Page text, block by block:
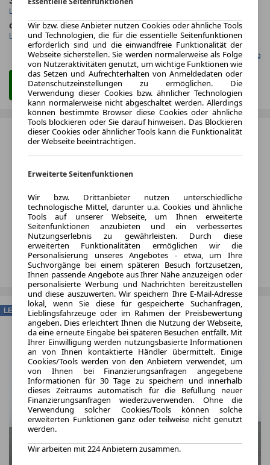
Laufzeit
ca. 120 kW (163 PS)
Leistung
Diesel
Kraftstoff
Gefunden auf Null Leasing
Zum Leasing Angebot
LEASING
Wir bzw. diese Anbieter nutzen Cookies oder ähnliche Tools
und Technologien, die für die essentielle Seitenfunktionen
erforderlich sind und die einwandfreie Funktionalität der
Webseite sicherstellen. Sie werden normalerweise als Folge
von Nutzeraktivitäten genutzt, um wichtige Funktionen wie
das Setzen und Aufrechterhalten von Anmeldedaten oder
Datenschutzeinstellungen zu ermöglichen. Die
Verwendung dieser Cookies bzw. ähnlicher Technologien
kann normalerweise nicht abgeschaltet werden. Allerdings
können bestimmte Browser diese Cookies oder ähnliche
Tools blockieren oder Sie darauf hinweisen. Das Blockieren
dieser Cookies oder ähnlicher Tools kann die Funktionalität
der Webseite beeinträchtigen.
Erweiterte Seitenfunktionen
Wir bzw. Drittanbieter nutzen unterschiedliche
technologische Mittel, darunter u.a. Cookies und ähnliche
Tools auf unserer Webseite, um Ihnen erweiterte
Seitenfunktionen anzubieten und ein verbessertes
Nutzungserlebnis zu gewährleisten. Durch diese
erweiterten Funktionalitäten ermöglichen wir die
Personalisierung unseres Angebotes - etwa, um Ihre
Suchvorgänge bei einem späteren Besuch fortzusetzen,
Ihnen passende Angebote aus Ihrer Nähe anzuzeigen oder
personalisierte Werbung und Nachrichten bereitzustellen
und diese auszuwerten. Wir speichern Ihre E-Mail-Adresse
lokal, wenn Sie diese für gespeicherte Suchanfragen,
Lieblingsfahrzeuge oder im Rahmen der Preisbewertung
angeben. Dies erleichtert Ihnen die Nutzung der Webseite,
da eine erneute Eingabe bei späteren Besuchen entfällt. Mit
Ihrer Einwilligung werden nutzungsbasierte Informationen
an von Ihnen kontaktierte Händler übermittelt. Einige
Cookies/Tools werden von den Anbietern verwendet, um
von Ihnen bei Finanzierungsanfragen angegebene
Informationen für 30 Tage zu speichern und innerhalb
dieses Zeitraums automatisch für die Befüllung neuer
Finanzierungsanfragen wiederzuverwenden. Ohne die
Verwendung solcher Cookies/Tools können solche
erweiterten Funktionen ganz oder teilweise nicht genutzt
werden.
Wir arbeiten mit 224 Anbietern zusammen.